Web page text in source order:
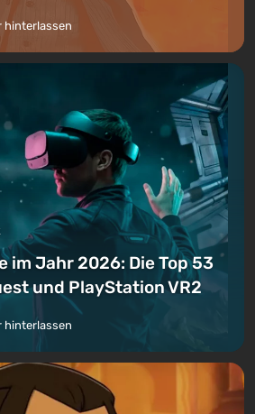
hinterlassen
im Jahr 2026: Die Top 53
und PlayStation VR2
hinterlassen